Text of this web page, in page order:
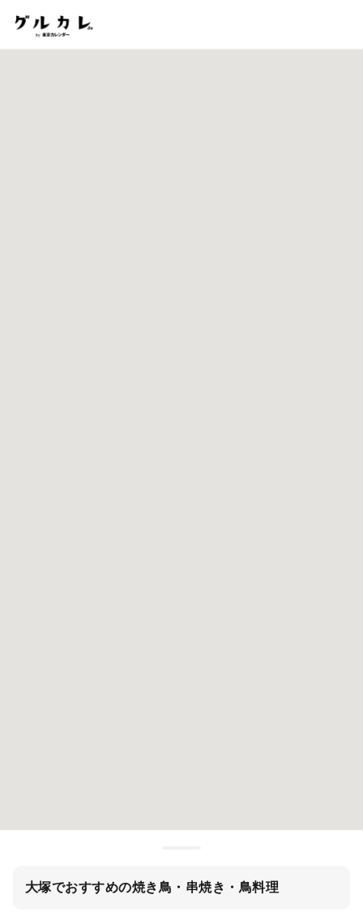
大塚でおすすめの焼き鳥・串焼き・鳥料理